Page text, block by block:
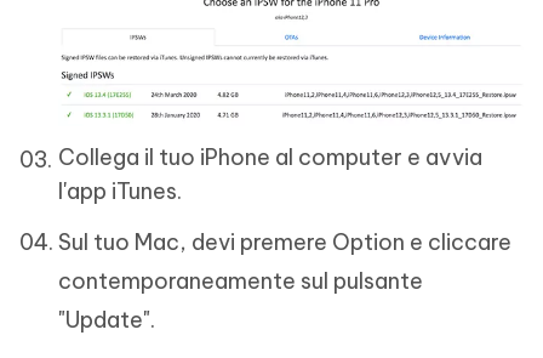
Collega il tuo iPhone al computer e avvia
l'app iTunes.
Sul tuo Mac, devi premere Option e cliccare
contemporaneamente sul pulsante
"Update".